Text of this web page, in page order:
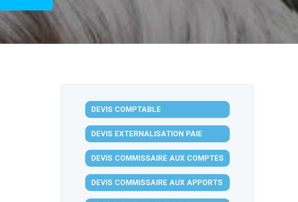
DEVIS COMPTABLE
DEVIS EXTERNALISATION PAIE
DEVIS COMMISSAIRE AUX COMPTES
DEVIS COMMISSAIRE AUX APPORTS